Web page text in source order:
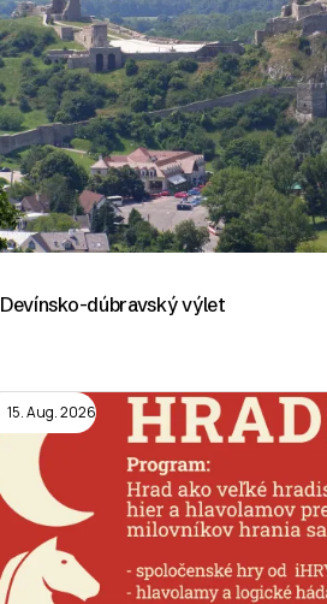
Devínsko-dúbravský výlet
15. Aug. 2026